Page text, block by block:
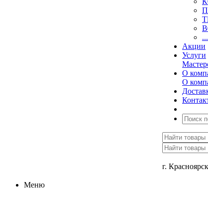
Акции
Услуги
О
О
г. Красноярск
Меню